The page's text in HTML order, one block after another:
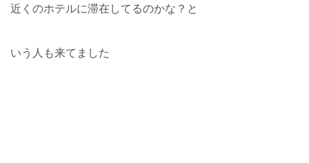
近くのホテルに滞在してるのかな？と
いう人も来てました